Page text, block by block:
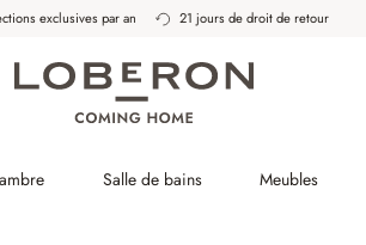
exclusives par an 21 jours de droit de retour
Salle de bains Meubles